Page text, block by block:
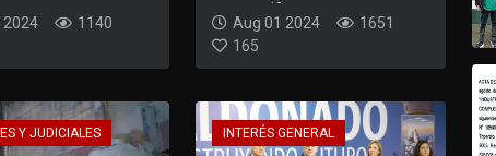
2024
1140
narcotráfico en...
Aug 01 2024
1651
165
Y JUDICIALES INTERÉS GENERAL